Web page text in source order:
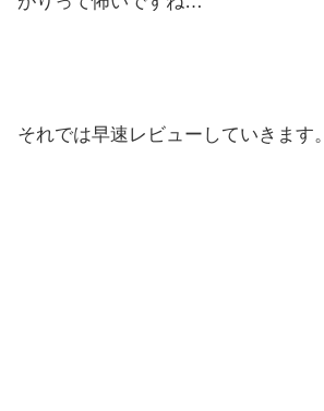
それでは早速レビューしていきます。